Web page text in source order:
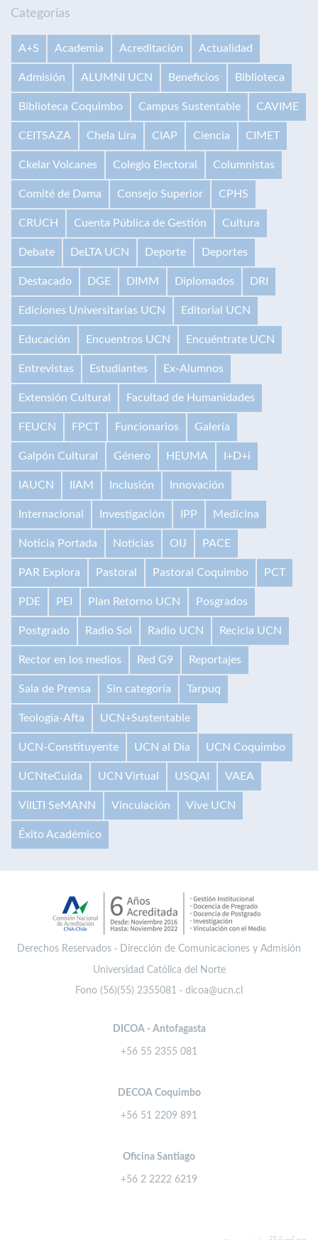
Categorías
A+S Academia Acreditación Actualidad
Admisión ALUMNI UCN Beneficios Biblioteca
Biblioteca Coquimbo Campus Sustentable CAVIME
CEITSAZA Chela Lira CIAP Ciencia CIMET
Ckelar Volcanes Colegio Electoral Columnistas
Comité de Dama Consejo Superior CPHS
CRUCH Cuenta Pública de Gestión Cultura
Debate DeLTA UCN Deporte Deportes
Destacado DGE DIMM Diplomados DRI
Ediciones Universitarias UCN Editorial UCN
Educación Encuentros UCN Encuéntrate UCN
Entrevistas Estudiantes Ex-Alumnos
Extensión Cultural Facultad de Humanidades
FEUCN FPCT Funcionarios Galería
Galpón Cultural Género HEUMA I+D+i
IAUCN IIAM Inclusión Innovación
Internacional Investigación IPP Medicina
Noticia Portada Noticias OIJ PACE
PAR Explora Pastoral Pastoral Coquimbo PCT
PDE PEI Plan Retorno UCN Posgrados
Postgrado Radio Sol Radio UCN Recicla UCN
Rector en los medios Red G9 Reportajes
Sala de Prensa Sin categoría Tarpuq
Teología-Afta UCN+Sustentable
UCN-Constituyente UCN al Día UCN Coquimbo
UCNteCuida UCN Virtual USQAI VAEA
VilLTI SeMANN Vinculación Vive UCN
Éxito Académico
Derechos Reservados · Dirección de Comunicaciones y Admisión
Universidad Católica del Norte
Fono (56)(55) 2355081 · dicoa@ucn.cl
DICOA - Antofagasta
+56 55 2355 081
DECOA Coquimbo
+56 51 2209 891
Oficina Santiago
+56 2 2222 6219